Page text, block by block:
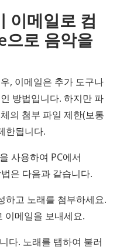
이메일로 컴
로 음악을
, 이메일은 추가 도구나
방법입니다. 하지만 파
의 첨부 파일 제한(보통
한됩니다.
사용하여 PC에서
은 다음과 같습니다.
하고 노래를 첨부하세요.
이메일을 보내세요.
다. 노래를 탭하여 불러